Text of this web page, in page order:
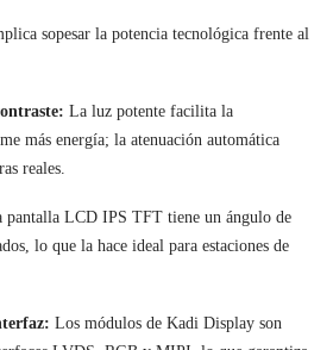
sopesar la potencia tecnológica frente al
La luz potente facilita la
más energía; la atenuación automática
reales.
pantalla LCD IPS TFT tiene un ángulo de
lo que la hace ideal para estaciones de
Los módulos de Kadi Display son